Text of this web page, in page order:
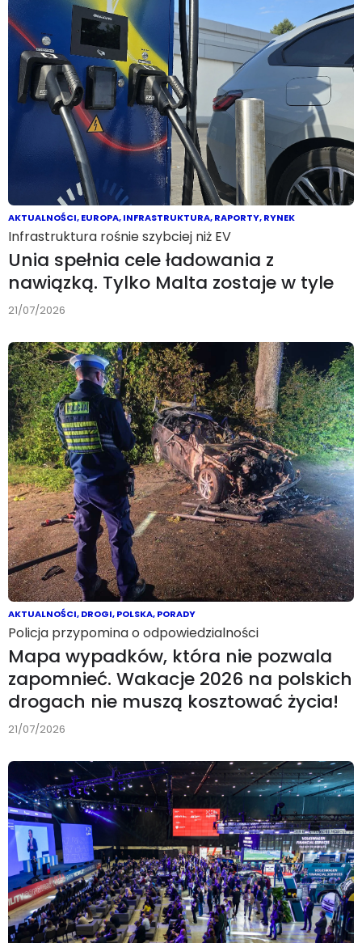
AKTUALNOŚCI,EUROPA,INFRASTRUKTURA,RAPORTY,RYNEK
Infrastruktura rośnie szybciej niż EV
Unia spełnia cele ładowania z
nawiązką. Tylko Malta zostaje w tyle
21/07/2026
AKTUALNOŚCI,DROGI,POLSKA,PORADY
Policja przypomina o odpowiedzialności
Mapa wypadków, która nie pozwala
zapomnieć. Wakacje 2026 na polskich
drogach nie muszą kosztować życia!
21/07/2026